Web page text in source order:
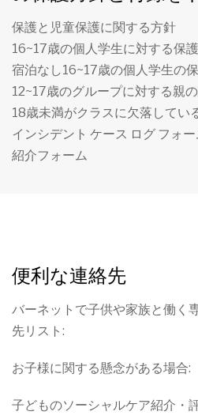
保護と児童保護に関する方針
16~17歳の個人学生に対する保
宿泊なし16~17歳の個人学生の
12~17歳のグループに対する親
18歳未満がクラスに欠落してい
インシデント ケース ログ フォー
紹介フォーム
便利な連絡先
バーネットで子供や家族と働く
先リスト:
お子様に関する懸念がある場合:
子どものソーシャルケア紹介・